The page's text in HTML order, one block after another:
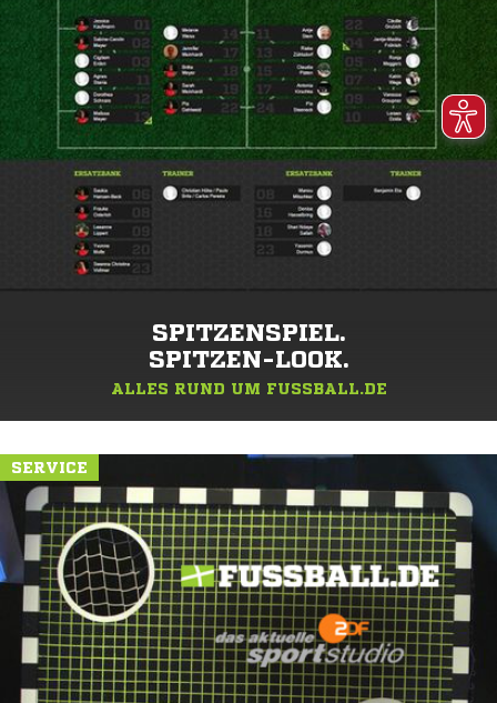
SPITZENSPIEL.
SPITZEN-LOOK.
ALLES RUND UM FUSSBALL.DE
SERVICE